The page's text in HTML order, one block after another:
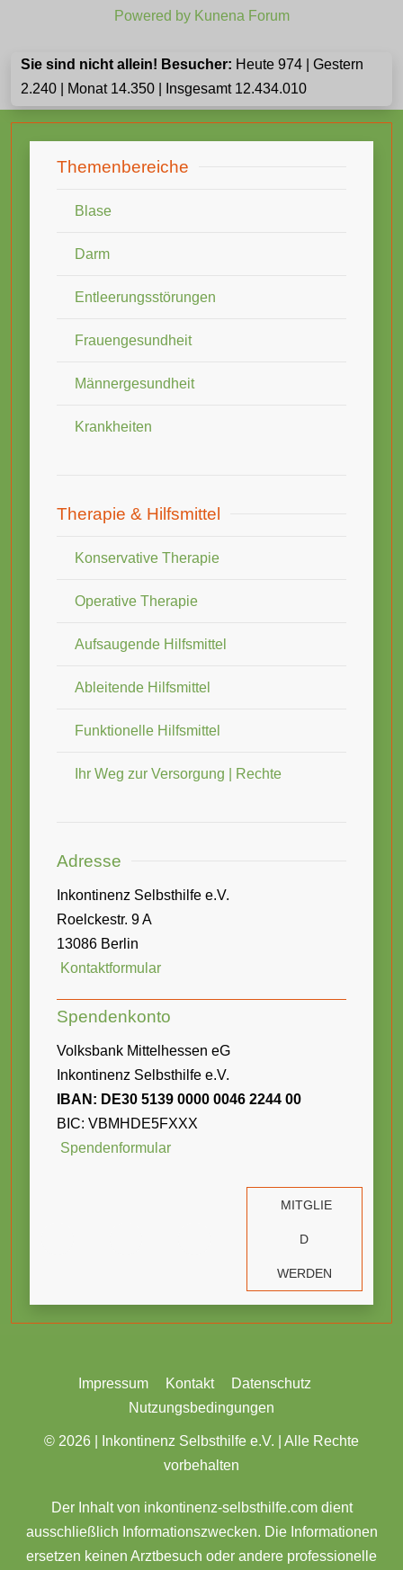
Powered by Kunena Forum
Sie sind nicht allein! Besucher: Heute 974 | Gestern
2.240 | Monat 14.350 | Insgesamt 12.434.010
Themenbereiche
Blase
Darm
Entleerungsstörungen
Frauengesundheit
Männergesundheit
Krankheiten
Therapie & Hilfsmittel
Konservative Therapie
Operative Therapie
Aufsaugende Hilfsmittel
Ableitende Hilfsmittel
Funktionelle Hilfsmittel
Ihr Weg zur Versorgung | Rechte
Adresse
Inkontinenz Selbsthilfe e.V.
Roelckestr. 9 A
13086 Berlin
Kontaktformular
Spendenkonto
Volksbank Mittelhessen eG
Inkontinenz Selbsthilfe e.V.
IBAN: DE30 5139 0000 0046 2244 00
BIC: VBMHDE5FXXX
Spendenformular
MITGLIE
D
WERDEN
Impressum Kontakt
Datenschutz
Nutzungsbedingungen
© 2026 |
Inkontinenz Selbsthilfe e.V. | Alle Rechte
vorbehalten
Der Inhalt von inkontinenz-selbsthilfe.com dient
ausschließlich Informationszwecken. Die Informationen
ersetzen keinen Arztbesuch oder andere professionelle